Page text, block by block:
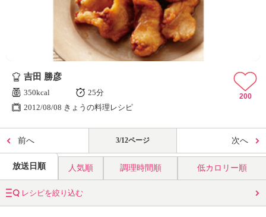
吉田 勝彦
350kcal
25分
2012/08/08 きょうの料理レシピ
200
前へ 3/12ページ 次へ
放送日順 人気順 調理時間順 低カロリー順
レシピを絞り込む